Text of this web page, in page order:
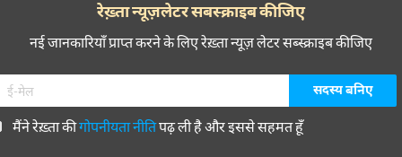
रेख़्ता न्यूज़लेटर सबस्क्राइब कीजिए
नई जानकारियाँ प्राप्त करने के लिए रेख़्ता न्यूज़ लेटर सब्स्क्राइब कीजिए
मैंने रेख़्ता कीगोपनीयता नीतिपढ़ ली है और इससे सहमत हूँ